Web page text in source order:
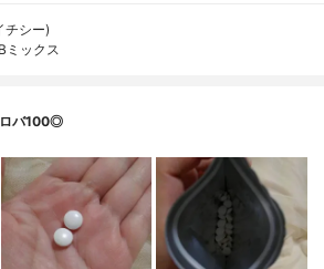
チシー)
ミックス
バ100◎